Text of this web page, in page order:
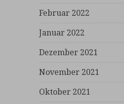
Februar 2022
Januar 2022
Dezember 2021
November 2021
Oktober 2021